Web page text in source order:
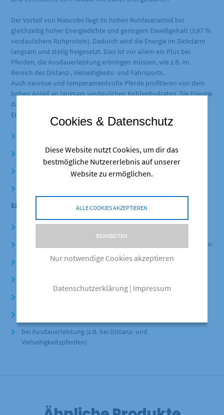
Der Vorteil von Maiscobs liegt im hohen Rohfaseranteil bei
gleichzeitig hoher Energiedichte und geringem Eiweißgehalt (3,97 %
verdaulichem Rohprotein). Dadurch wird die Energie im Dickdarm
langsam und stetig freigesetzt. Dies ist vor allem ein Plus bei
Pferden, die Ausdauerleistung erbringen müssen, wie z.B. im
Bereich des Distanz-, Vielseitigkeits- und Fahrsports.
Auch nervöse und temperamentvolle Pferde profitieren von dem
hohen Anteil an langsam verdaulichen Kohlenhydraten. Die Energie
daraus wird langsam freigesetzt und steigert nicht das
Erregbarkeitsrisiko nervöser Pferde.
energiereich
frei von Zusätzen
Einsatzbereich:
als Grundfutterergänzung
zum Auffüttern von abgemagerten und schwerfuttrigen Pferden
bei Leistungspferden
bei Ausdauerleistung (z.B. bei Distanz- und
Vielseitigkeitspferden)
Cookies & Datenschutz
Diese Website nutzt Cookies, um dir das
bestmögliche Nutzererlebnis auf unserer
Website zu ermöglichen.
ALLE COOKIES AKZEPTIEREN
BEARBEITEN
Nur notwendige Cookies akzeptieren
Datenschutzerklärung | Impressum